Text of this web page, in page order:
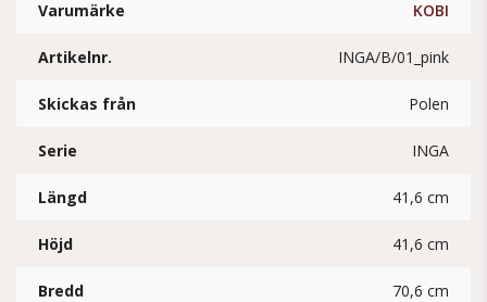
Varumärke KOBI
Artikelnr. INGA/B/01_pink
Skickas från Polen
Serie INGA
Längd 41,6 cm
Höjd 41,6 cm
Bredd 70,6 cm